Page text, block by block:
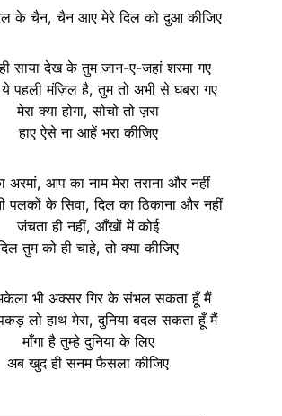
के चैन, चैन आए मेरे दिल को दुआ कीजिए
साया देख के तुम जान-ए-जहां शरमा गए
पहली मंज़िल है, तुम तो अभी से घबरा गए
मेरा क्या होगा, सोचो तो ज़रा
हाए ऐसे ना आहें भरा कीजिए
आप का नाम मेरा तराना और नहीं
पलकों के सिवा, दिल का ठिकाना और नहीं
जंचता ही नहीं, आँखों में कोई
तुम को ही चाहे, तो क्या कीजिए
भी अक्सर गिर के संभल सकता हूँ मैं
लो हाथ मेरा, दुनिया बदल सकता हूँ मैं
माँगा है तुम्हे दुनिया के लिए
अब खुद ही सनम फैसला कीजिए